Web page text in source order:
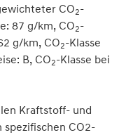
CO2-
87 g/km, CO2-
g/km, CO2-Klasse
B, CO2-Klasse bei
Kraftstoff- und
CO2-